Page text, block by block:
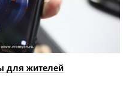
для жителей